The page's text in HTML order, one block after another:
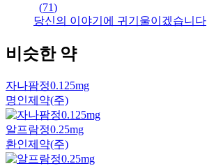
(71)
당신의 이야기에 귀기울이겠습니다
비슷한 약
자나팜정0.125mg
명인제약(주)
알프람정0.25mg
환인제약(주)